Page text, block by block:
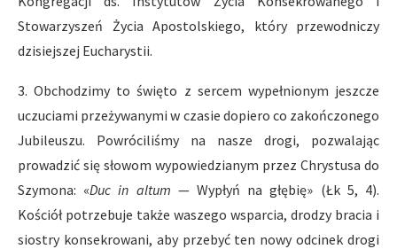
Stowarzyszeń Życia Apostolskiego, który przewodniczy
dzisiejszej Eucharystii.
3. Obchodzimy to święto z sercem wypełnionym jeszcze
uczuciami przeżywanymi w czasie dopiero co zakończonego
Jubileuszu. Powróciliśmy na nasze drogi, pozwalając
prowadzić się słowom wypowiedzianym przez Chrystusa do
Szymona: «Duc in altum — Wypłyń na głębię» (Łk 5, 4).
Kościół potrzebuje także waszego wsparcia, drodzy bracia i
siostry konsekrowani, aby przebyć ten nowy odcinek drogi